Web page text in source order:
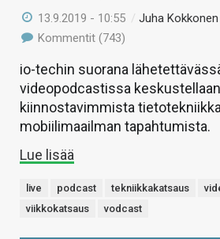
13.9.2019 - 10:55 /Juha Kokkonen
Kommentit (743)
io-techin suorana
videopodcastissa
kiinnostavimmista
mobiilimaailman tapahtumista.
Lue lisää
live podcast tekniikkakatsaus
viikkokatsaus
vodcast